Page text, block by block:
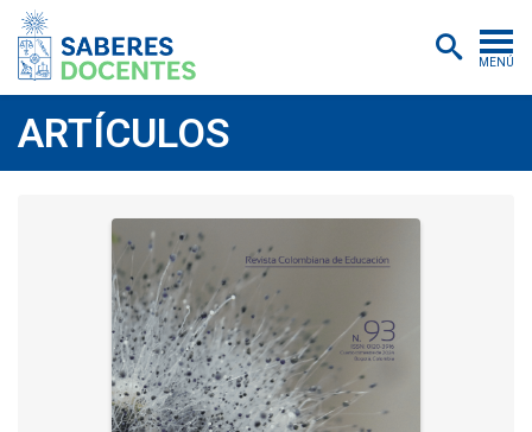
MENÚ
Postítulos y diplomados
Asistencias educativas
Investigación
Publicaciones
Quiénes somos
Inscripciones
ARTÍCULOS